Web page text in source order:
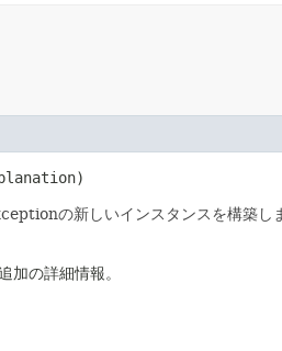
の新しいインスタンスを構築し
加の詳細情報。